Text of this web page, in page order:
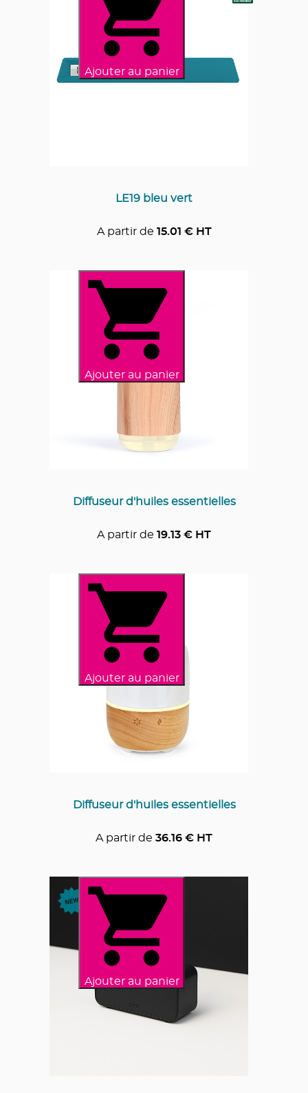
Ajouter au panier
LE19 bleu vert
A partir de 15.01 € HT
Ajouter au panier
Diffuseur d'huiles essentielles
A partir de 19.13 € HT
Ajouter au panier
Diffuseur d'huiles essentielles
A partir de 36.16 € HT
Ajouter au panier